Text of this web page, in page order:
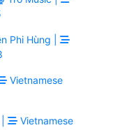
Phi Hùng |
Vietnamese
Vietnamese